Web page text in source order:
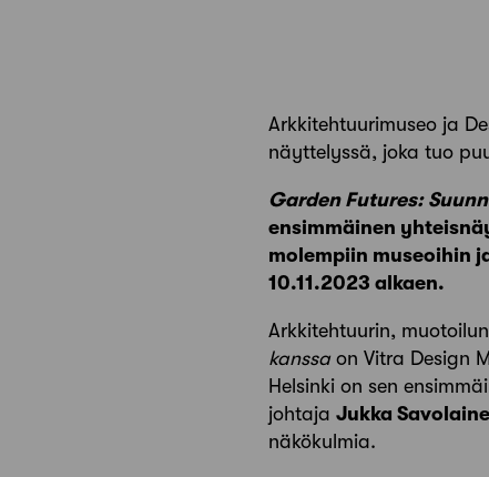
Arkkitehtuurimuseo ja
näyttelyssä, joka tuo
Garden Futures:
ensimmäinen
molempiin museoihin
10.11.2023 alkaen.
Arkkitehtuurin,
kanssa on Vitra Design
Helsinki on sen
johtaja Jukka
näkökulmia.